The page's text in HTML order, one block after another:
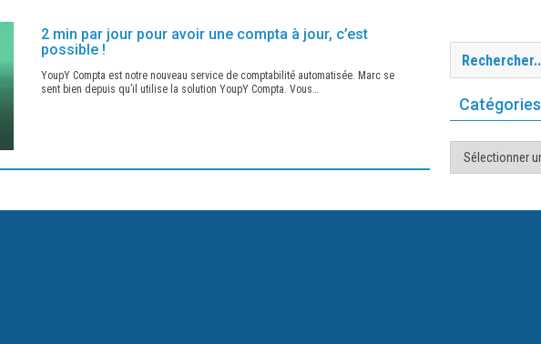
2 min par jour pour avoir une compta à jour, c’est
possible !
YoupY Compta est notre nouveau service de comptabilité automatisée. Marc se
sent bien depuis qu’il utilise la solution YoupY Compta. Vous…
Catégories
Catégories